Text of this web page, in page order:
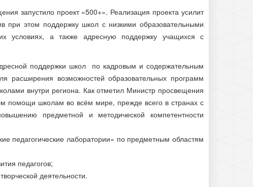
запустило проект «500+». Реализация проекта усилит
при этом поддержку школ с низкими образовательными
условиях, а также адресную поддержку учащихся с
поддержки школ по кадровым и содержательным
возможностей образовательных программ
внутри региона. Как отметил Министр просвещения
помощи школам во всём мире, прежде всего в странах с
предметной и методической компетентности
педагогические лаборатории» по предметным областям
педагогов;
деятельности.